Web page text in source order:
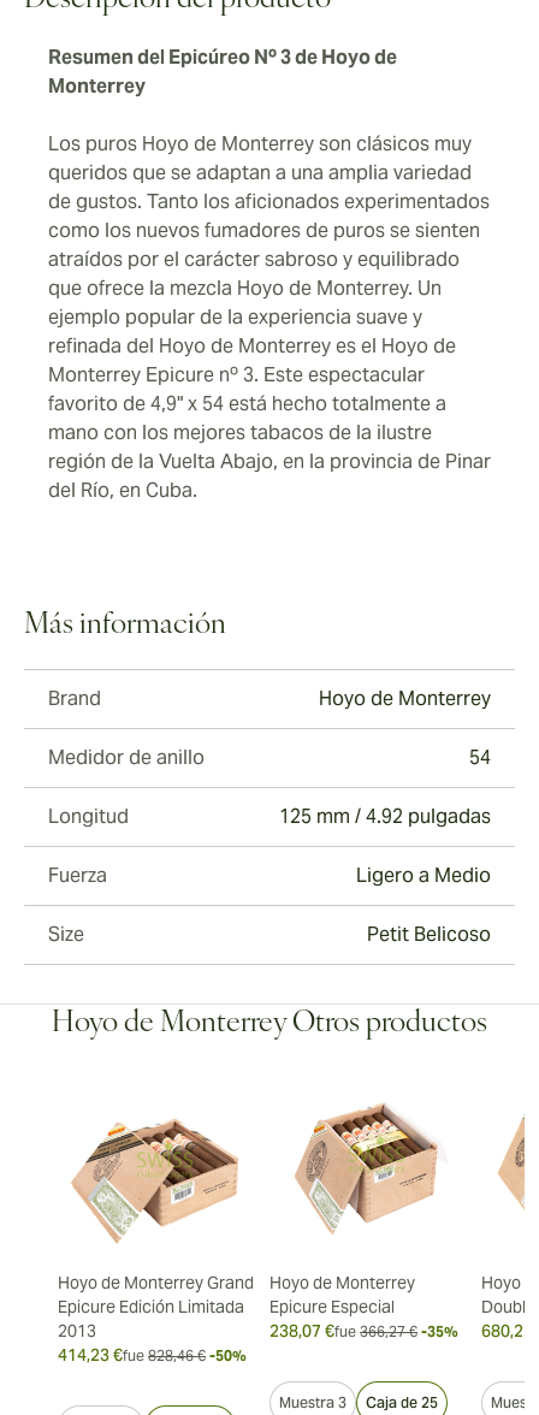
Resumen del Epicúreo Nº 3 de Hoyo de
Monterrey
Los puros Hoyo de Monterrey son clásicos muy
queridos que se adaptan a una amplia variedad
de gustos. Tanto los aficionados experimentados
como los nuevos fumadores de puros se sienten
atraídos por el carácter sabroso y equilibrado
que ofrece la mezcla Hoyo de Monterrey. Un
ejemplo popular de la experiencia suave y
refinada del Hoyo de Monterrey es el Hoyo de
Monterrey Epicure nº 3. Este espectacular
favorito de 4,9" x 54 está hecho totalmente a
mano con los mejores tabacos de la ilustre
región de la Vuelta Abajo, en la provincia de Pinar
del Río, en Cuba.
Más información
Brand Hoyo de Monterrey
Medidor de anillo 54
Longitud 125 mm / 4.92 pulgadas
Fuerza Ligero a Medio
Size Petit Belicoso
Hoyo de Monterrey Otros productos
Hoyo de Monterrey Grand
Epicure Edición Limitada
2013
414,23 €fue 828,46 € -50%
Hoyo de Monterrey
Epicure Especial
238,07 €fue 366,27 € -35%
Muestra 3 Caja de 25
Hoyo
680,21